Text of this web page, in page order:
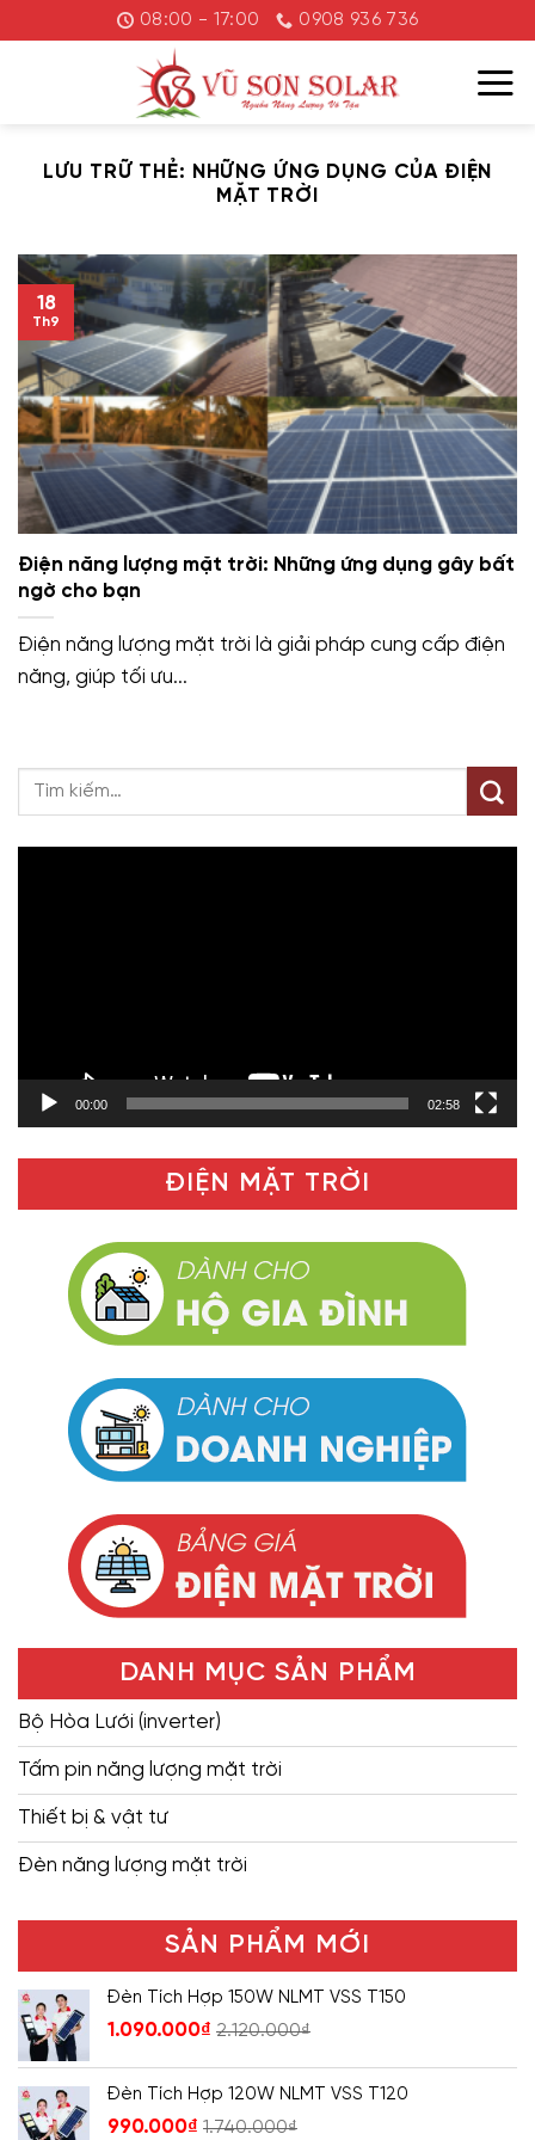
đến
08:00 - 17:00 0908 936 736
LƯU TRỮ THẺ: NHỮNG ỨNG DỤNG CỦA ĐIỆN
MẶT TRỜI
Điện năng lượng mặt trời: Những ứng dụng gây bất
ngờ cho bạn
Điện năng lượng mặt trời là giải pháp cung cấp điện
năng, giúp tối ưu...
18
Th9
00:00 02:58
ĐIỆN MẶT TRỜI
DANH MỤC SẢN PHẨM
Bộ Hòa Lưới (inverter)
Tấm pin năng lượng mặt trời
Thiết bị & vật tư
Đèn năng lượng mặt trời
SẢN PHẨM MỚI
Đèn Tích Hợp 150W NLMT VSS T150
1.090.000₫ 2.120.000₫
Đèn Tích Hợp 120W NLMT VSS T120
990.000₫ 1.740.000₫